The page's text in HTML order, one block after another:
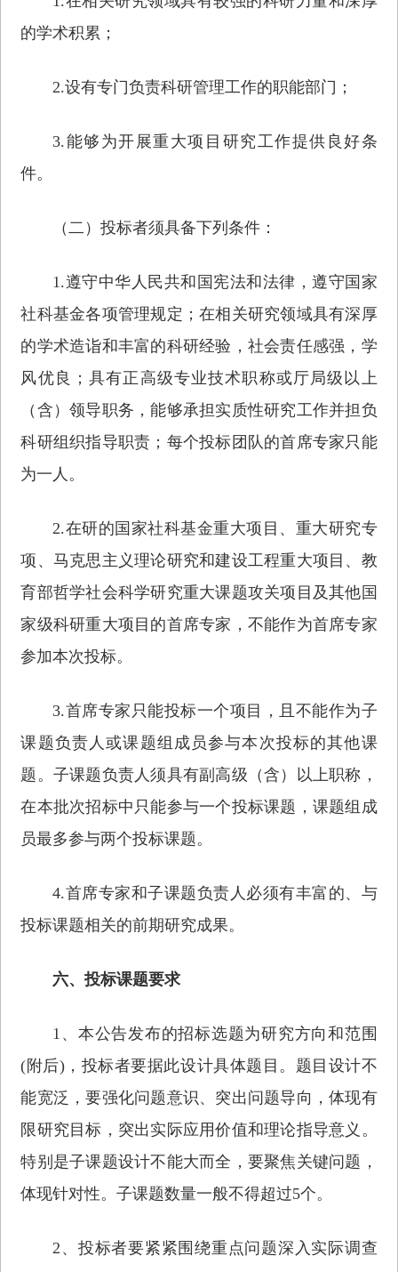
的学术积累；
2.设有专门负责科研管理工作的职能部门；
3.能够为开展重大项目研究工作提供良好条
件。
（二）投标者须具备下列条件：
1.遵守中华人民共和国宪法和法律，遵守国家
社科基金各项管理规定；在相关研究领域具有深厚
的学术造诣和丰富的科研经验，社会责任感强，学
风优良；具有正高级专业技术职称或厅局级以上
（含）领导职务，能够承担实质性研究工作并担负
科研组织指导职责；每个投标团队的首席专家只能
为一人。
2.在研的国家社科基金重大项目、重大研究专
项、马克思主义理论研究和建设工程重大项目、教
育部哲学社会科学研究重大课题攻关项目及其他国
家级科研重大项目的首席专家，不能作为首席专家
参加本次投标。
3.首席专家只能投标一个项目，且不能作为子
课题负责人或课题组成员参与本次投标的其他课
题。子课题负责人须具有副高级（含）以上职称，
在本批次招标中只能参与一个投标课题，课题组成
员最多参与两个投标课题。
4.首席专家和子课题负责人必须有丰富的、与
投标课题相关的前期研究成果。
六、投标课题要求
1、本公告发布的招标选题为研究方向和范围
(附后)，投标者要据此设计具体题目。题目设计不
能宽泛，要强化问题意识、突出问题导向，体现有
限研究目标，突出实际应用价值和理论指导意义。
特别是子课题设计不能大而全，要聚焦关键问题，
体现针对性。子课题数量一般不得超过5个。
2、投标者要紧紧围绕重点问题深入实际调查